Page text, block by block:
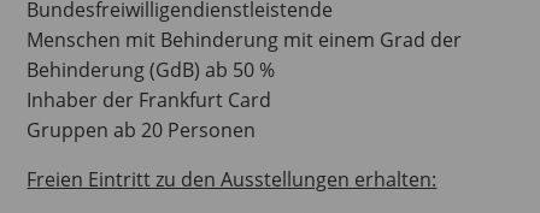
Bundesfreiwilligendienstleistende
Menschen mit Behinderung mit einem Grad der
Behinderung (GdB) ab 50 %
Inhaber der Frankfurt Card
Gruppen ab 20 Personen
Freien Eintritt zu den Ausstellungen erhalten: